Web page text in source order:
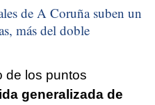
de A Coruña suben un
más del doble
de los puntos
generalizada de